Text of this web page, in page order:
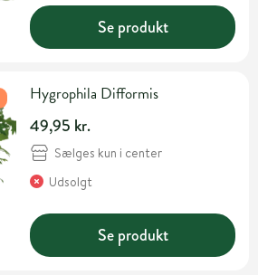
Se produkt
Hygrophila Difformis
49,95 kr.
Sælges kun i center
Udsolgt
Se produkt